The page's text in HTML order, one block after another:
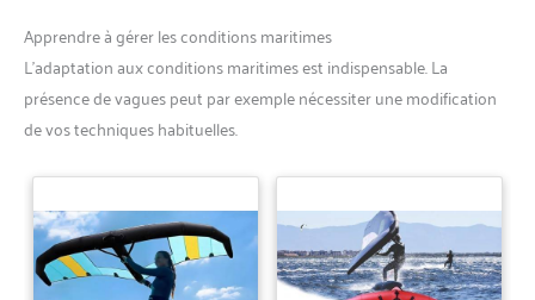
Apprendre à gérer les conditions maritimes
L’adaptation aux conditions maritimes est indispensable. La
présence de vagues peut par exemple nécessiter une modification
de vos techniques habituelles.